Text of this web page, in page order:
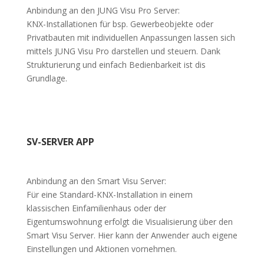
Anbindung an den JUNG Visu Pro Server:
KNX-Installationen für bsp. Gewerbeobjekte oder
Privatbauten mit individuellen Anpassungen lassen sich
mittels JUNG Visu Pro darstellen und steuern. Dank
Strukturierung und einfach Bedienbarkeit ist dis
Grundlage.
SV-SERVER APP
Anbindung an den Smart Visu Server:
Für eine Standard-KNX-Installation in einem
klassischen Einfamilienhaus oder der
Eigentumswohnung erfolgt die Visualisierung über den
Smart Visu Server. Hier kann der Anwender auch eigene
Einstellungen und Aktionen vornehmen.